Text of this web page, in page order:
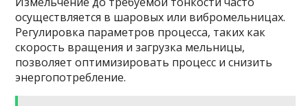
осуществляется в шаровых или вибромельницах.
Регулировка параметров процесса, таких как
скорость вращения и загрузка мельницы,
позволяет оптимизировать процесс и снизить
энергопотребление.